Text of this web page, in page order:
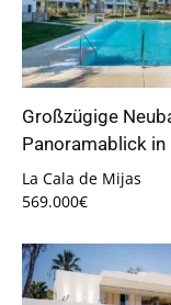
Großzügige
Panoramablick in
La Cala de Mijas
569.000€